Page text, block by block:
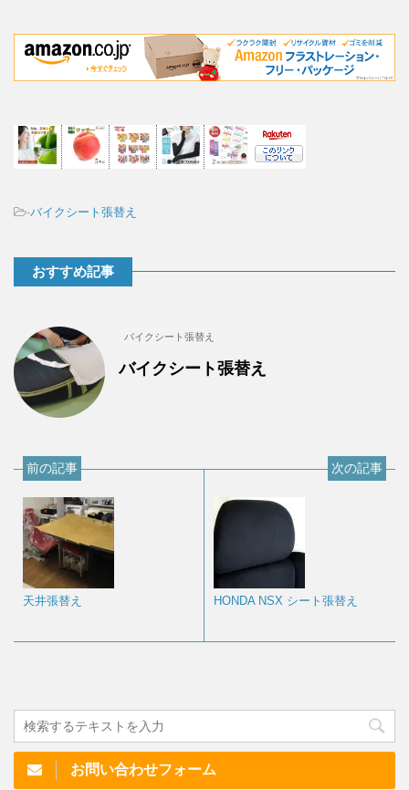
-バイクシート張替え
おすすめ記事
バイクシート張替え
バイクシート張替え
前の記事
天井張替え
次の記事
HONDA NSX シート張替え
お問い合わせフォーム